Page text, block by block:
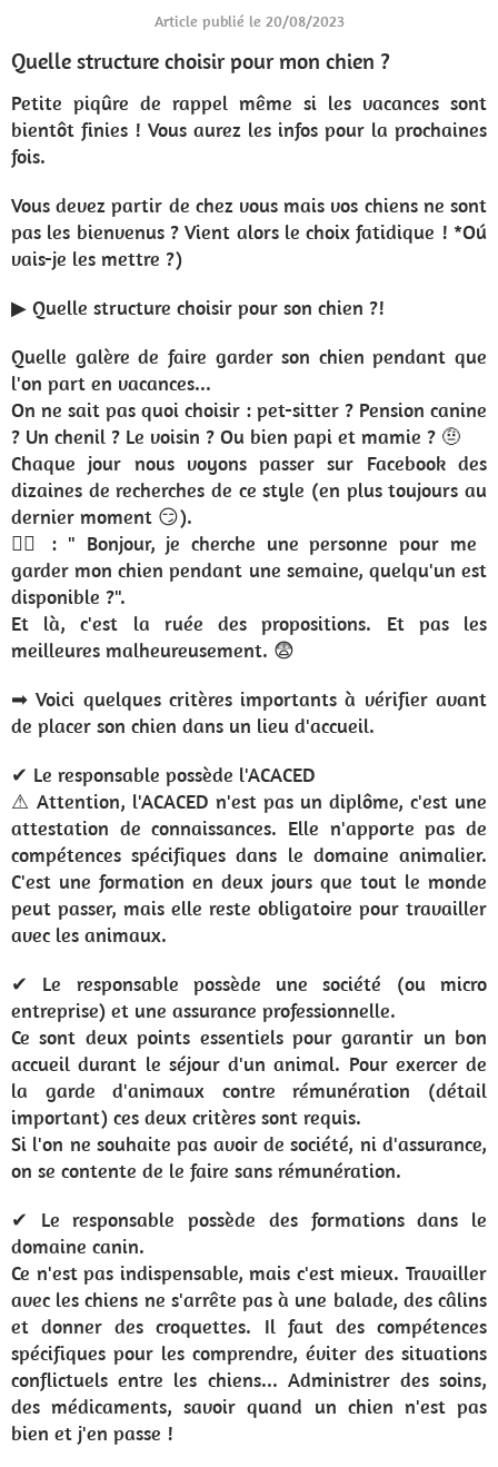
Article publié le 20/08/2023
Quelle structure choisir pour mon chien ?
Petite piqûre de rappel même si les vacances sont
bientôt finies ! Vous aurez les infos pour la prochaines
fois.
Vous devez partir de chez vous mais vos chiens ne sont
pas les bienvenus ? Vient alors le choix fatidique ! *Oú
vais-je les mettre ?)
▶ Quelle structure choisir pour son chien ?!
Quelle galère de faire garder son chien pendant que
l'on part en vacances...
On ne sait pas quoi choisir : pet-sitter ? Pension canine
? Un chenil ? Le voisin ? Ou bien papi et mamie ? 🤨
Chaque jour nous voyons passer sur Facebook des
dizaines de recherches de ce style (en plus toujours au
dernier moment 😏).
🙍‍♂️ : " Bonjour, je cherche une personne pour me
garder mon chien pendant une semaine, quelqu'un est
disponible ?".
Et là, c'est la ruée des propositions. Et pas les
meilleures malheureusement. 😨
➡ Voici quelques critères importants à vérifier avant
de placer son chien dans un lieu d'accueil.
✔ Le responsable possède l'ACACED
⚠ Attention, l'ACACED n'est pas un diplôme, c'est une
attestation de connaissances. Elle n'apporte pas de
compétences spécifiques dans le domaine animalier.
C'est une formation en deux jours que tout le monde
peut passer, mais elle reste obligatoire pour travailler
avec les animaux.
✔ Le responsable possède une société (ou micro
entreprise) et une assurance professionnelle.
Ce sont deux points essentiels pour garantir un bon
accueil durant le séjour d'un animal. Pour exercer de
la garde d'animaux contre rémunération (détail
important) ces deux critères sont requis.
Si l'on ne souhaite pas avoir de société, ni d'assurance,
on se contente de le faire sans rémunération.
✔ Le responsable possède des formations dans le
domaine canin.
Ce n'est pas indispensable, mais c'est mieux. Travailler
avec les chiens ne s'arrête pas à une balade, des câlins
et donner des croquettes. Il faut des compétences
spécifiques pour les comprendre, éviter des situations
conflictuels entre les chiens... Administrer des soins,
des médicaments, savoir quand un chien n'est pas
bien et j'en passe !